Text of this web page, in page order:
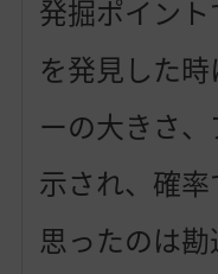
発掘ポイン
を発見した
ーの大きさ
示され、確
思ったのは